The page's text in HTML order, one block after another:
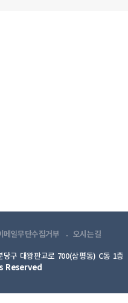
메일무단수집거부 오시는길
구 대왕판교로 700(삼평동) C동 1층
Reserved